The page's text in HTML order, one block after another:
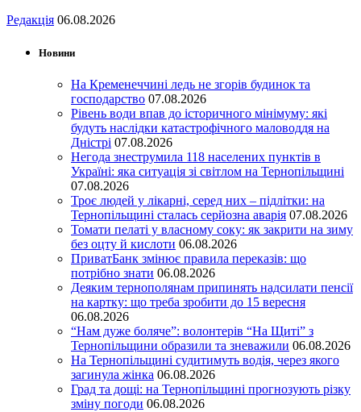
Редакція 06.08.2026
Новини
На Кременеччині ледь не згорів будинок та
господарство 07.08.2026
Рівень води впав до історичного мінімуму: які
будуть наслідки катастрофічного маловоддя на
Дністрі 07.08.2026
Негода знеструмила 118 населених пунктів в
Україні: яка ситуація зі світлом на Тернопільщині
07.08.2026
Троє людей у лікарні, серед них – підлітки: на
Тернопільщині сталась серйозна аварія 07.08.2026
Томати пелаті у власному соку: як закрити на зиму
без оцту й кислоти 06.08.2026
ПриватБанк змінює правила переказів: що
потрібно знати 06.08.2026
Деяким тернополянам припинять надсилати пенсії
на картку: що треба зробити до 15 вересня
06.08.2026
“Нам дуже боляче”: волонтерів “На Щиті” з
Тернопільщини образили та зневажили 06.08.2026
На Тернопільщині судитимуть водія, через якого
загинула жінка 06.08.2026
Град та дощі: на Тернопільщині прогнозують різку
зміну погоди 06.08.2026